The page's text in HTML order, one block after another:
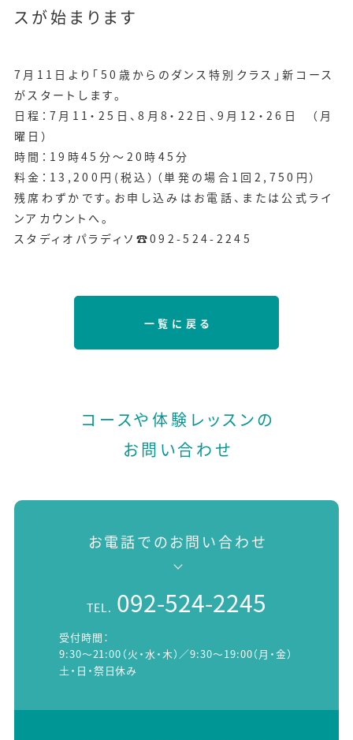
スが始まります
7月11日より「50歳からのダンス特別クラス」新コース
がスタートします。
日程：7月11・25日、8月8・22日、9月12・26日 （月
曜日）
時間：19時45分～20時45分
料金：13,200円(税込）（単発の場合1回2,750円）
残席わずかです。お申し込みはお電話、または公式ライ
ンアカウントへ。
スタディオパラディソ☎092-524-2245
一覧に戻る
コースや体験レッスンの
お問い合わせ
お電話でのお問い合わせ
TEL. 092-524-2245
受付時間：
9:30～21:00（火・水・木）／9:30～19:00（月・金）
土・日・祭日休み